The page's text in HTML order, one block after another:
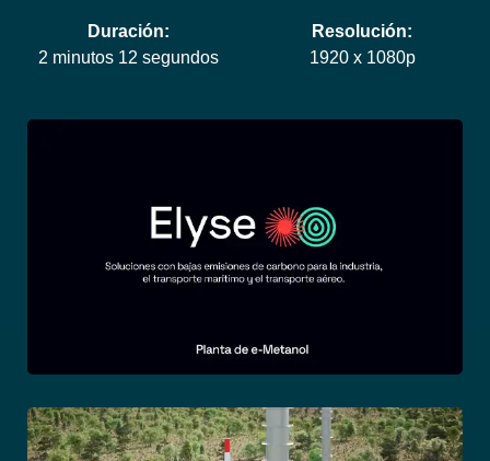
Duración:
2 minutos 12 segundos
Resolución:
1920 x 1080p